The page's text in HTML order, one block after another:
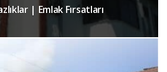
| Emlak Fırsatları